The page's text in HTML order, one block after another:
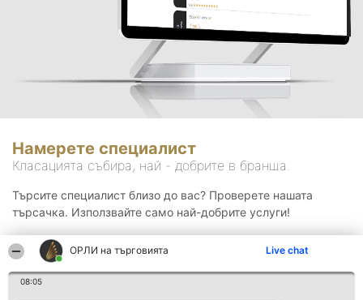
ОРЛИ на търговията Live chat
08:05
Намерете специалист
Класацията събира, най - добрите в бранша.
Търсите специалист близо до вас? Проверете нашата
търсачка. Използвайте само най-добрите услуги!